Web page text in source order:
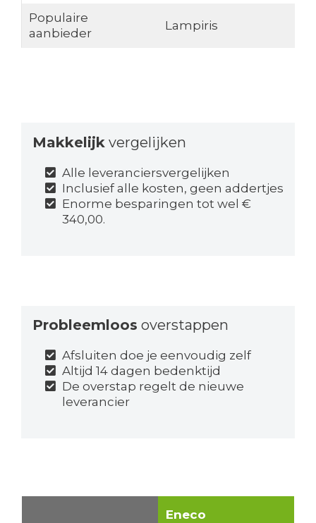
Populaire
aanbieder
Lampiris
Makkelijk vergelijken
Alle leveranciersvergelijken
Inclusief alle kosten, geen addertjes
Enorme besparingen tot wel €
340,00.
Probleemloos overstappen
Afsluiten doe je eenvoudig zelf
Altijd 14 dagen bedenktijd
De overstap regelt de nieuwe
leverancier
Eneco